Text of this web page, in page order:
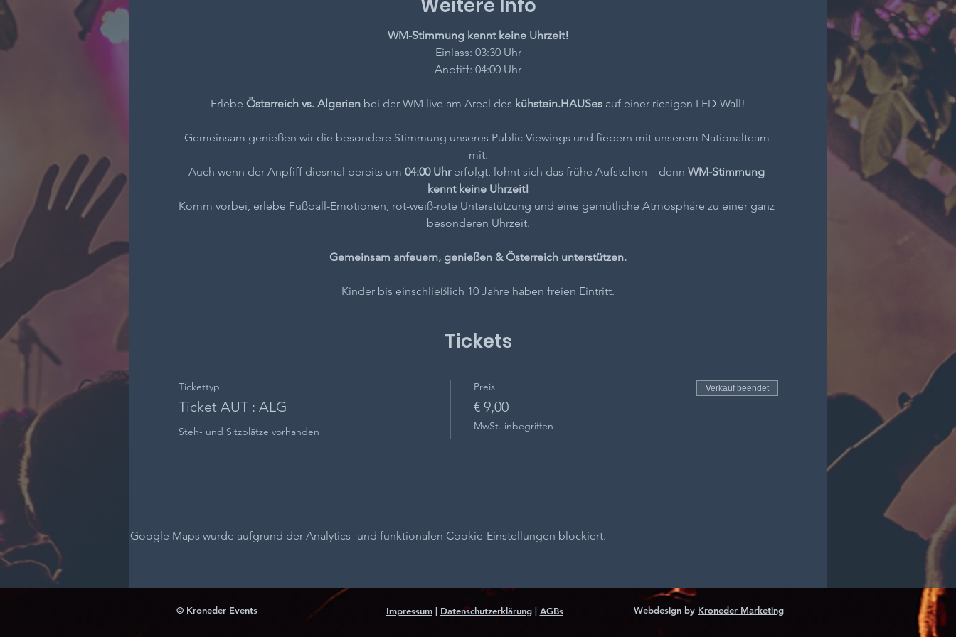
Weitere Info
WM-Stimmung kennt keine Uhrzeit!
Einlass: 03:30 Uhr
Anpfiff: 04:00 Uhr
Erlebe Österreich vs. Algerien bei der WM live am Areal des kühstein.HAUSes auf einer riesigen LED-Wall!
Gemeinsam genießen wir die besondere Stimmung unseres Public Viewings und fiebern mit unserem Nationalteam
mit.
Auch wenn der Anpfiff diesmal bereits um 04:00 Uhr erfolgt, lohnt sich das frühe Aufstehen – denn WM-Stimmung
kennt keine Uhrzeit!
Komm vorbei, erlebe Fußball-Emotionen, rot-weiß-rote Unterstützung und eine gemütliche Atmosphäre zu einer ganz
besonderen Uhrzeit.
Gemeinsam anfeuern, genießen & Österreich unterstützen.
Kinder bis einschließlich 10 Jahre haben freien Eintritt.
Tickets
Tickettyp
Ticket AUT : ALG
Steh- und Sitzplätze vorhanden
Preis
€ 9,00
MwSt. inbegriffen
Verkauf beendet
Google Maps wurde aufgrund der Analytics- und funktionalen Cookie-Einstellungen blockiert.
© Kroneder Events Impressum| Datenschutzerklärung| AGBs Webdesign by Kroneder Marketing